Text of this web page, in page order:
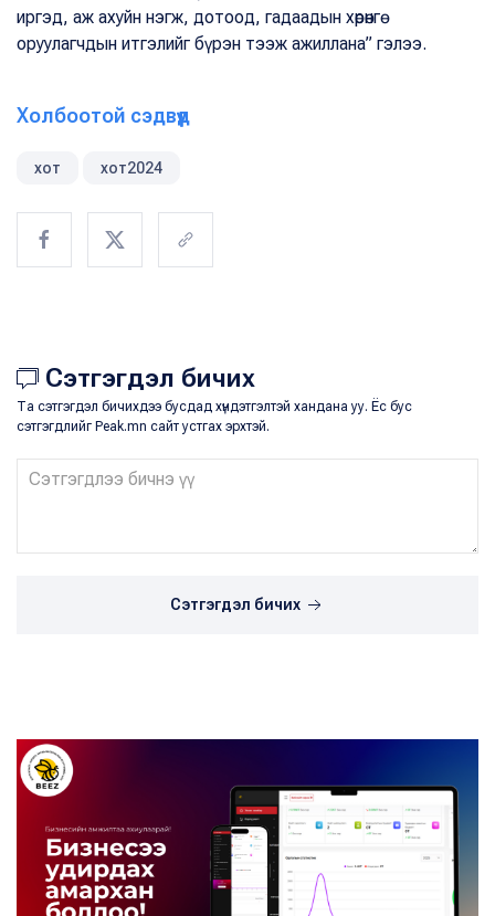
иргэд, аж ахуйн нэгж, дотоод, гадаадын хөрөнгө
оруулагчдын итгэлийг бүрэн тээж ажиллана” гэлээ.
Холбоотой сэдвүүд
хот хот2024
Сэтгэгдэл бичих
Та сэтгэгдэл бичихдээ бусдад хүндэтгэлтэй хандана уу. Ёс бус
сэтгэгдлийг Peak.mn сайт устгах эрхтэй.
Сэтгэгдэл бичих